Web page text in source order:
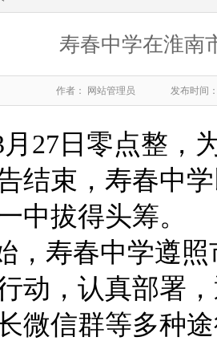
寿春中学在淮南
作者： 网站管理员 发布时间
月27日零点整，
结束，寿春中
中拔得头筹。
，寿春中学遵
动，认真部署
微信群等多种